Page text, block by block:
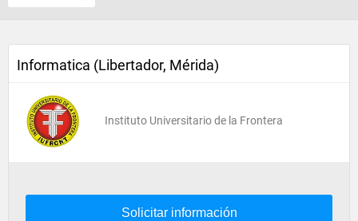
Informatica (Libertador, Mérida)
Instituto Universitario de la Frontera
Solicitar información